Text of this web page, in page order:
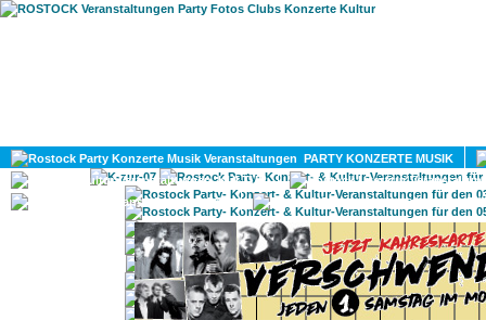
PARTY KONZERTE MUSIK
KULTUR
GAY